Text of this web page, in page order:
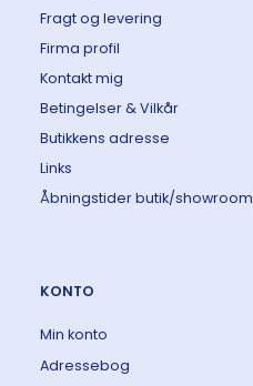
Fragt og levering
Firma profil
Kontakt mig
Betingelser & Vilkår
Butikkens adresse
Links
Åbningstider butik/showroom
KONTO
Min konto
Adressebog